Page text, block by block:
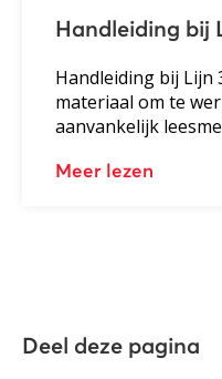
Handleiding bij
Handleiding bij Lijn
materiaal om te
aanvankelijk
Meer lezen
Deel deze pagina